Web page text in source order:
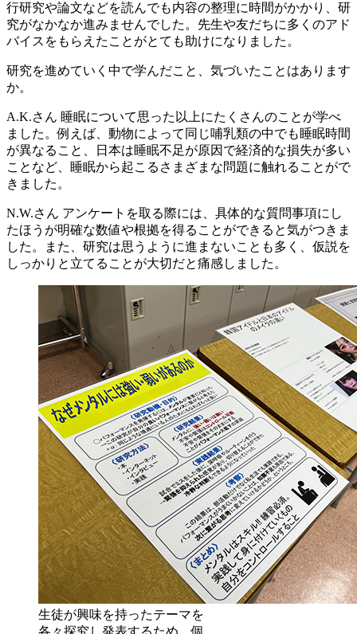
行研究や論文などを読んでも内容の整理に時間がかかり、研
究がなかなか進みませんでした。先生や友だちに多くのアド
バイスをもらえたことがとても助けになりました。
研究を進めていく中で学んだこと、気づいたことはあります
か。
A.K.さん 睡眠について思った以上にたくさんのことが学べ
ました。例えば、動物によって同じ哺乳類の中でも睡眠時間
が異なること、日本は睡眠不足が原因で経済的な損失が多い
ことなど、睡眠から起こるさまざまな問題に触れることがで
きました。
N.W.さん アンケートを取る際には、具体的な質問事項にし
たほうが明確な数値や根拠を得ることができると気がつきま
した。また、研究は思うように進まないことも多く、仮説を
しっかりと立てることが大切だと痛感しました。
生徒が興味を持ったテーマを